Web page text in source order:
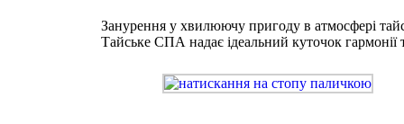
Занурення у хвилюючу пригоду в атмосфері
Тайське СПА надає ідеальний куточок гармонії